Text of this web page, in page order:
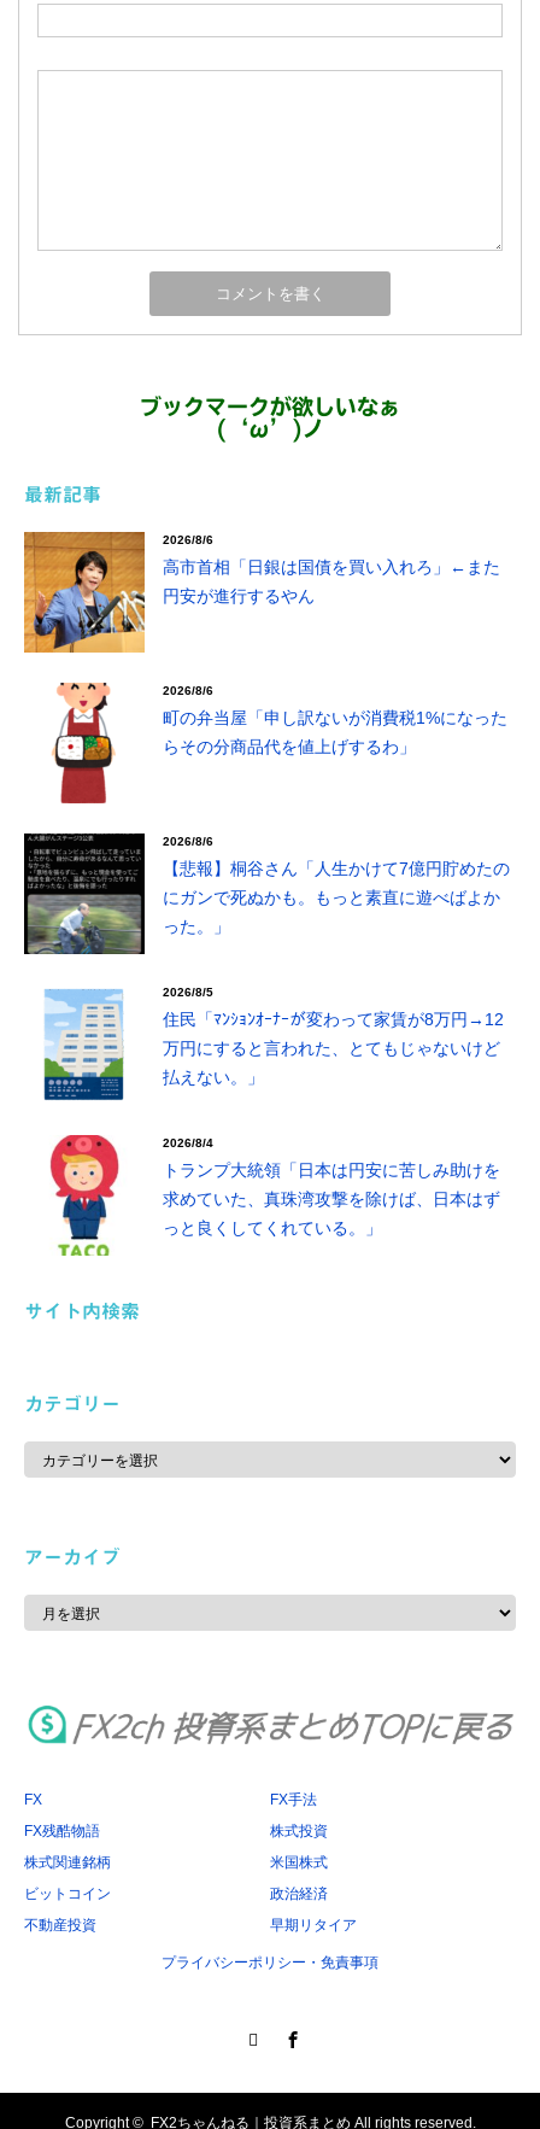
ブックマークが欲しいなぁ
(‘ω’)ノ
最新記事
2026/8/6
高市首相「日銀は国債を買い入れろ」←また
円安が進行するやん
2026/8/6
町の弁当屋「申し訳ないが消費税1%になった
らその分商品代を値上げするわ」
2026/8/6
【悲報】桐谷さん「人生かけて7億円貯めたの
にガンで死ぬかも。もっと素直に遊べばよか
った。」
2026/8/5
住民「ﾏﾝｼｮﾝｵｰﾅｰが変わって家賃が8万円→12
万円にすると言われた、とてもじゃないけど
払えない。」
2026/8/4
トランプ大統領「日本は円安に苦しみ助けを
求めていた、真珠湾攻撃を除けば、日本はず
っと良くしてくれている。」
サイト内検索
カテゴリー
カ
ゴ
アーカイブ
ア
カ
FX
FX手法
FX残酷物語
株式投資
株式関連銘柄
米国株式
ビットコイン
政治経済
不動産投資
早期リタイア
プライバシーポリシー・免責事項
Copyright © FX2ちゃんねる｜投資系まとめ All rights reserved.